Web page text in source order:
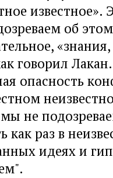
об
говорил
опасность
не
как раз в
идеях и